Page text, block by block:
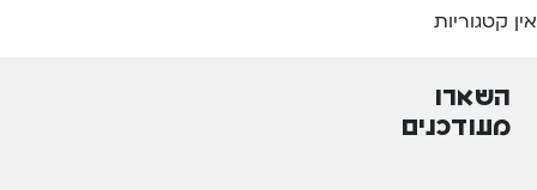
אין קטגוריות
השארו
מעודכנים